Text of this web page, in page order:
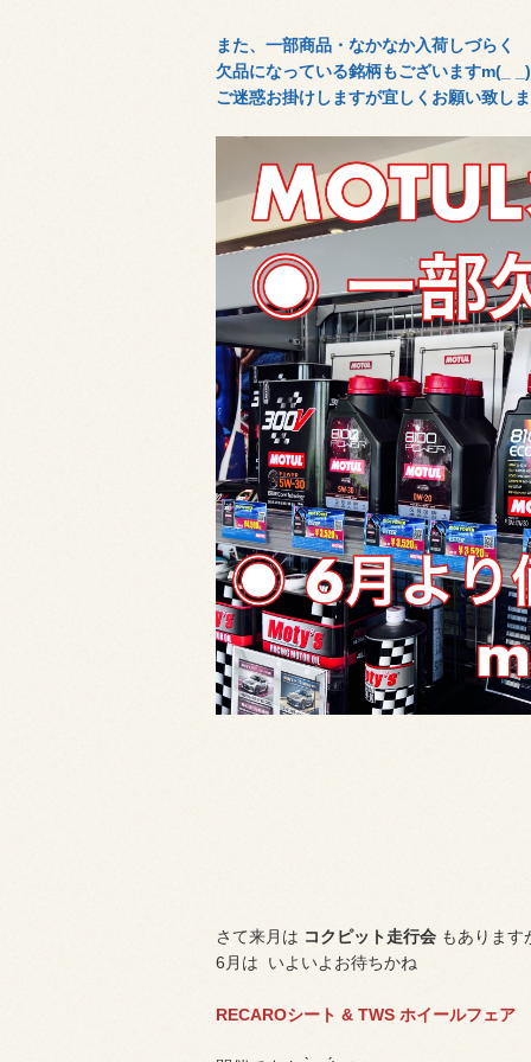
また、一部商品・なかなか入荷しづらく
欠品になっている銘柄もございますm(_
ご迷惑お掛けしますが宜しくお願い致し
さて来月は コクピット走行会 もあります
6月は いよいよお待ちかね
RECAROシート & TWS ホイールフェア